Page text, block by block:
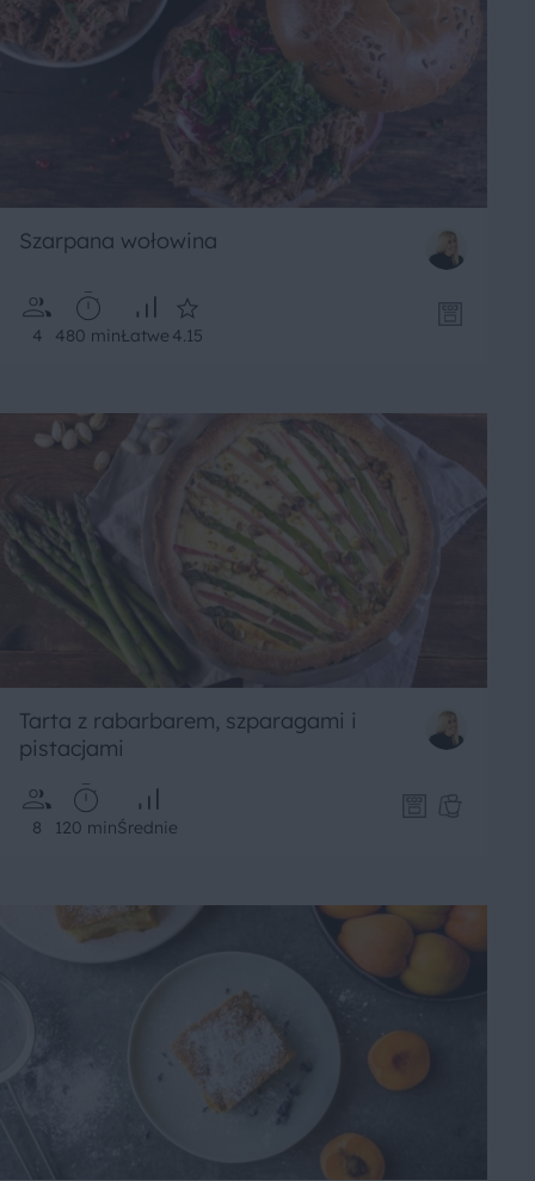
Szarpana wołowina
4 480 minŁatwe 4.15
Tarta z rabarbarem, szparagami i
pistacjami
8 120 minŚrednie